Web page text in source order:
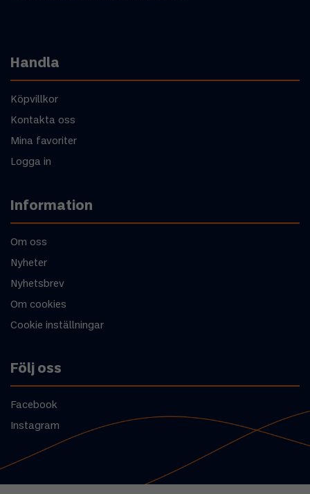
Handla
Köpvillkor
Kontakta oss
Mina favoriter
Logga in
Information
Om oss
Nyheter
Nyhetsbrev
Om cookies
Cookie inställningar
Följ oss
Facebook
Instagram